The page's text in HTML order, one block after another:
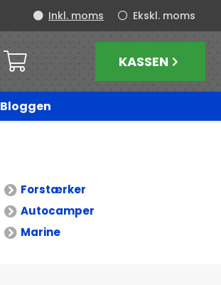
Ekskl. moms
Inkl. moms
KASSEN
Bloggen
Forstærker
Autocamper
Marine